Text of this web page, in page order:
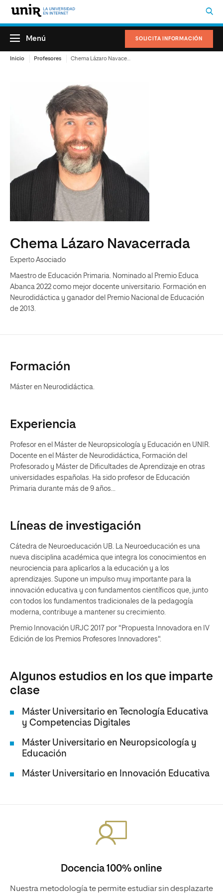
SOLICITA INFORMACIÓN
Menú
Inicio Profesores
Chema Lázaro Navacerrada
Experto Asociado
Maestro de Educación Primaria. Nominado al Premio Educa
Abanca 2022 como mejor docente universitario. Formación en
Neurodidáctica y ganador del Premio Nacional de Educación
de 2013.
Formación
Máster en Neurodidáctica.
Experiencia
Profesor en el Máster de Neuropsicología y Educación en UNIR.
Docente en el Máster de Neurodidáctica, Formación del
Profesorado y Máster de Dificultades de Aprendizaje en otras
universidades españolas. Ha sido profesor de Educación
Primaria durante más de 9 años...
Líneas de investigación
Cátedra de Neuroeducación UB. La Neuroeducación es una
nueva disciplina académica que integra los conocimientos en
neurociencia para aplicarlos a la educación y a los
aprendizajes. Supone un impulso muy importante para la
innovación educativa y con fundamentos científicos que, junto
con todos los fundamentos tradicionales de la pedagogía
moderna, contribuye a mantener su crecimiento.
Premio Innovación URJC 2017 por "Propuesta Innovadora en IV
Edición de los Premios Profesores Innovadores".
Algunos estudios en los que imparte
clase
Máster Universitario en Tecnología Educativa
y Competencias Digitales
Máster Universitario en Neuropsicología y
Educación
Máster Universitario en Innovación Educativa
Docencia 100% online
Nuestra metodología te permite estudiar sin desplazarte